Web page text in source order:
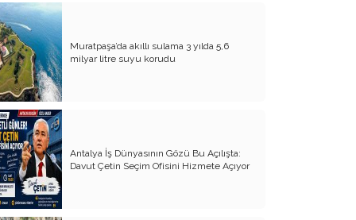
Türkiye'nin Görünmeyen İktidarı:
Bürokratik Oligarşi
Antalya Gerçekten Lider Çıkaramıyor
mu, Yoksa Çıkan Liderler Ulusal
Ölçekte Görünür Olamıyor mu?
Çağın Vebası: Uyuşturucu ve Sanal
Kumar
Siyasetle İlgilenmiyorum! (Je ne me
intéresse pas a la politique)
Kirli Siyasetçinin Korktuğu Üç Şey:
Siyasi Ahlak Yasası, İmar Rantının
Muratpaşa’da akıllı sulama 3 yılda 5,6
milyar litre suyu korudu
Antalya İş Dünyasının Gözü Bu Açılışta:
Davut Çetin Seçim Ofisini Hizmete Açıyor